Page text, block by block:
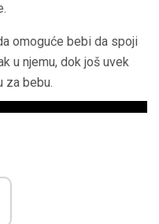
omoguće bebi da spoji
u njemu, dok još uvek
za bebu.